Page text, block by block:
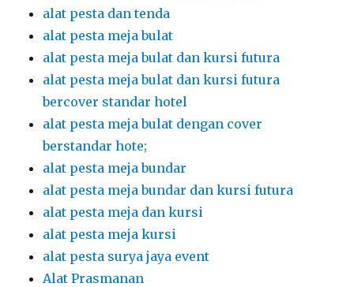
alat pesta dan tenda
alat pesta meja bulat
alat pesta meja bulat dan kursi futura
alat pesta meja bulat dan kursi futura
bercover standar hotel
alat pesta meja bulat dengan cover
berstandar hote;
alat pesta meja bundar
alat pesta meja bundar dan kursi futura
alat pesta meja dan kursi
alat pesta meja kursi
alat pesta surya jaya event
Alat Prasmanan